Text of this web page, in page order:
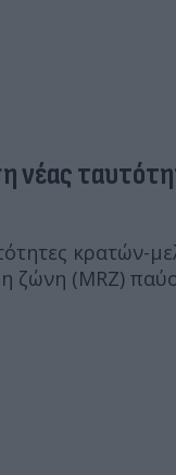
νέας
κρατών-
ζώνη (MRZ)